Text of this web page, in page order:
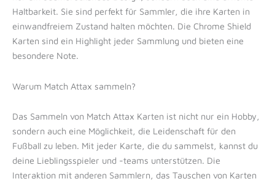
Haltbarkeit. Sie sind perfekt für Sammler, die ihre Karten in
einwandfreiem Zustand halten möchten. Die Chrome Shield
Karten sind ein Highlight jeder Sammlung und bieten eine
besondere Note.
Warum Match Attax sammeln?
Das Sammeln von Match Attax Karten ist nicht nur ein Hobby,
sondern auch eine Möglichkeit, die Leidenschaft für den
Fußball zu leben. Mit jeder Karte, die du sammelst, kannst du
deine Lieblingsspieler und -teams unterstützen. Die
Interaktion mit anderen Sammlern, das Tauschen von Karten